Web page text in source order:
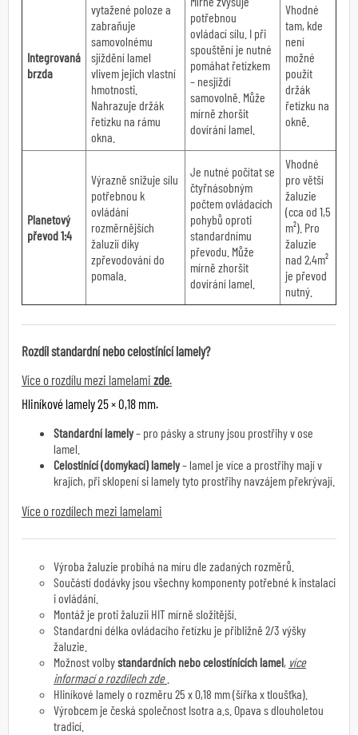
Integrovaná
brzda
vytažené poloze a
zabraňuje
samovolnému
sjíždění lamel
vlivem jejich vlastní
hmotnosti.
Nahrazuje držák
řetízku na rámu
okna.
potřebnou
ovládací sílu. I při
spouštění je nutné
pomáhat řetízkem
– nesjíždí
samovolně. Může
mírně zhoršit
dovírání lamel.
Vhodné
tam, kde
není
možné
použít
držák
řetízku na
okně.
Planetový
převod 1:4
Výrazně snižuje sílu
potřebnou k
ovládání
rozměrnějších
žaluzií díky
zpřevodování do
pomala.
Je nutné počítat se
čtyřnásobným
počtem ovládacích
pohybů oproti
standardnímu
převodu. Může
mírně zhoršit
dovírání lamel.
Vhodné
pro větší
žaluzie
(cca od 1,5
m²). Pro
žaluzie
nad 2,4m²
je převod
nutný.
Rozdíl standardní nebo celostínící lamely?
Více o rozdílu mezi lamelami zde.
Hliníkové lamely 25 × 0,18 mm.
Standardní lamely– pro pásky a struny jsou prostřihy v ose
lamel.
Celostínící (domykací) lamely– lamel je více a prostřihy mají v
krajích, při sklopení si lamely tyto prostřihy navzájem překrývají.
Více o rozdílech mezi lamelami
Výroba žaluzie probíhá na míru dle zadaných rozměrů.
Součástí dodávky jsou všechny komponenty potřebné k instalaci
i ovládání.
Montáž je protižaluzii HIT mírně složitější.
Standardní délka ovládacího řetízku je přibližně 2/3 výšky
žaluzie.
Možnost volbystandardních nebo celostínících lamel, více
informací o rozdílech zde
Hliníkové lamely o rozměru 25 x 0,18 mm (šířka x tloušťka).
Výrobcem je česká společnost Isotra a.s. Opava s dlouholetou
tradicí.